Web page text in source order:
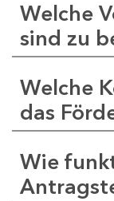
Welche
sind zu
Welche
das
Wie